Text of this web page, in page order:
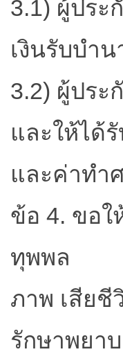
3.1) ผู้ประ
เงินรับบำ
3.2) ผู้ปร
และให้ได้
และค่าทำ
ข้อ 4. ขอใ
ทุพพล
ภาพ เสียชี
รักษาพยา